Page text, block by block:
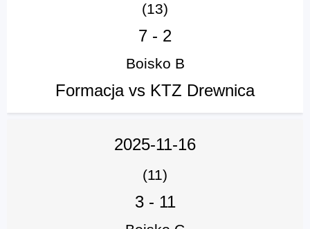
(13)
7 - 2
Boisko B
Formacja vs KTZ Drewnica
2025-11-16
(11)
3- 11